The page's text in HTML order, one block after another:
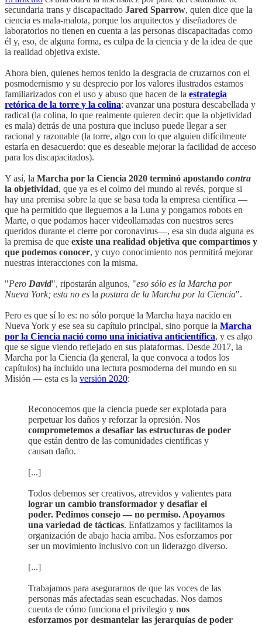
secundaria trans y discapacitado Jared Sparrow, quien dice que la
ciencia es mala-malota, porque los arquitectos y diseñadores de
laboratorios no tienen en cuenta a las personas discapacitadas como
él y, eso, de alguna forma, es culpa de la ciencia y de la idea de que
la realidad objetiva existe.
Ahora bien, quienes hemos tenido la desgracia de cruzarnos con el
posmodernismo y su desprecio por los valores ilustrados estamos
familiarizados con el uso y abuso que hacen de la estrategia
retórica de la torre y la colina: avanzar una postura descabellada y
radical (la colina, lo que realmente quieren decir: que la objetividad
es mala) detrás de una postura que incluso puede llegar a ser
racional y razonable (la torre, algo con lo que alguien difícilmente
estaría en desacuerdo: que es deseable mejorar la facilidad de acceso
para los discapacitados).
Y así, la Marcha por la Ciencia 2020 terminó apostando contra
la objetividad, que ya es el colmo del mundo al revés, porque si
hay una premisa sobre la que se basa toda la empresa científica —
que ha permitido que lleguemos a la Luna y pongamos robots en
Marte, o que podamos hacer videollamadas con nuestros seres
queridos durante el cierre por coronavirus—, esa sin duda alguna es
la premisa de que existe una realidad objetiva que compartimos y
que podemos conocer, y cuyo conocimiento nos permitirá mejorar
nuestras interacciones con la misma.
"Pero David", ripostarán algunos, "eso sólo es la Marcha por
Nueva York; esta no es la postura de la Marcha por la Ciencia".
Pero es que sí lo es: no sólo porque la Marcha haya nacido en
Nueva York y ese sea su capítulo principal, sino porque la Marcha
por la Ciencia nació como una iniciativa anticientífica, y es algo
que se sigue viendo reflejado en sus plataformas. Desde 2017, la
Marcha por la Ciencia (la general, la que convoca a todos los
capítulos) ha incluido una lectura posmoderna del mundo en su
Misión — esta es la versión 2020:
Reconocemos que la ciencia puede ser explotada para
perpetuar los daños y reforzar la opresión. Nos
comprometemos a desafiar las estructuras de poder
que están dentro de las comunidades científicas y
causan daño.
[...]
Todos debemos ser creativos, atrevidos y valientes para
lograr un cambio transformador y desafiar el
poder. Pedimos consejo — no permiso. Apoyamos
una variedad de tácticas. Enfatizamos y facilitamos la
organización de abajo hacia arriba. Nos esforzamos por
ser un movimiento inclusivo con un liderazgo diverso.
[...]
Trabajamos para asegurarnos de que las voces de las
personas más afectadas sean escuchadas. Nos damos
cuenta de cómo funciona el privilegio y nos
esforzamos por desmantelar las jerarquías de poder